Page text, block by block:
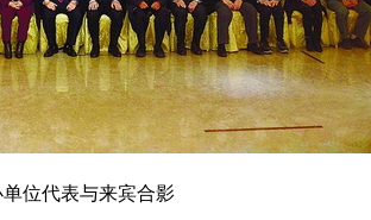
位代表与来宾合影